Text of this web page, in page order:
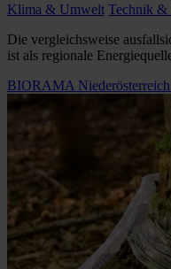
Klima & Umwelt Technik &
Die vergleichsweise
ist als regionale
BIORAMA Niederösterreich